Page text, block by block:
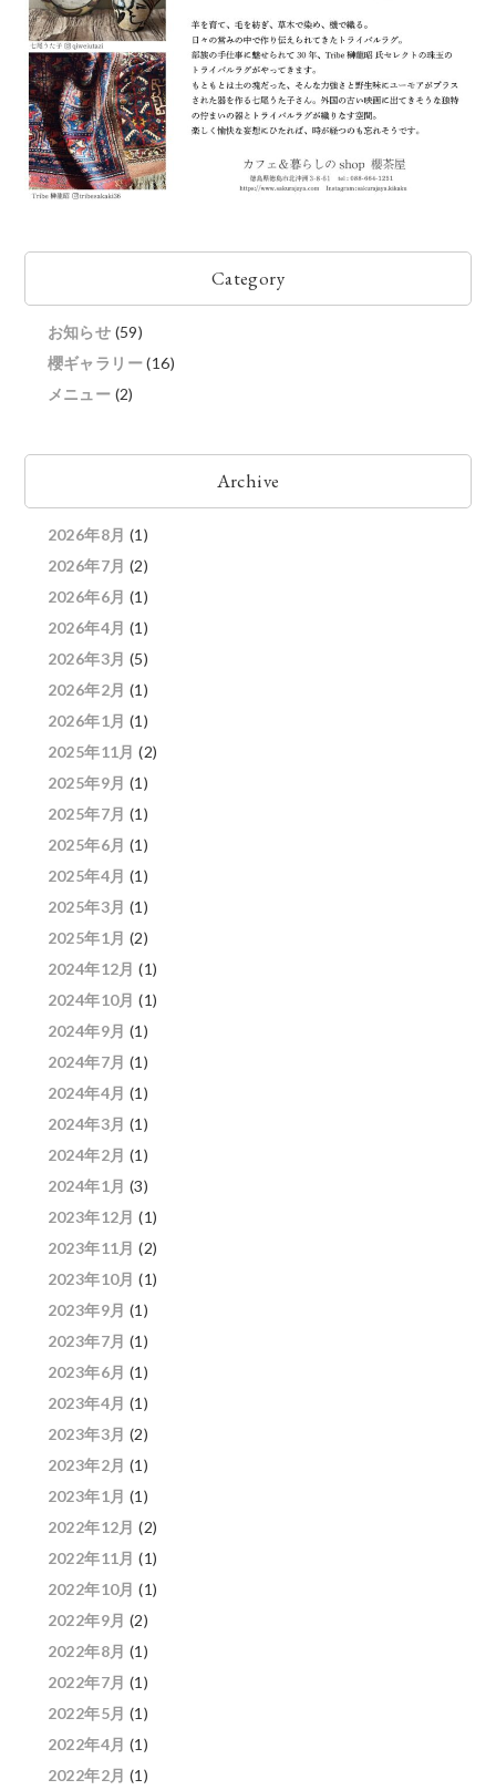
Category
お知らせ (59)
櫻ギャラリー(16)
メニュー (2)
Archive
2026年8月 (1)
2026年7月 (2)
2026年6月 (1)
2026年4月 (1)
2026年3月 (5)
2026年2月 (1)
2026年1月 (1)
2025年11月 (2)
2025年9月 (1)
2025年7月 (1)
2025年6月 (1)
2025年4月 (1)
2025年3月 (1)
2025年1月 (2)
2024年12月 (1)
2024年10月 (1)
2024年9月 (1)
2024年7月 (1)
2024年4月 (1)
2024年3月 (1)
2024年2月 (1)
2024年1月 (3)
2023年12月 (1)
2023年11月 (2)
2023年10月 (1)
2023年9月 (1)
2023年7月 (1)
2023年6月 (1)
2023年4月 (1)
2023年3月 (2)
2023年2月 (1)
2023年1月 (1)
2022年12月 (2)
2022年11月 (1)
2022年10月 (1)
2022年9月 (2)
2022年8月 (1)
2022年7月 (1)
2022年5月 (1)
2022年4月 (1)
2022年2月 (1)